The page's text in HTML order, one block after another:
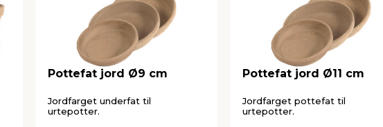
Pottefat jord Ø9 cm
Jordfarget underfat til
urtepotter.
Pottefat jord Ø11 cm
Jordfarget pottefat til
urtepotter.